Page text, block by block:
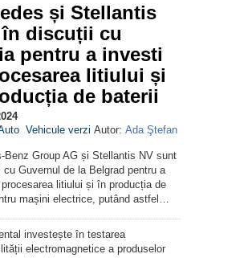
și Stellantis
discuții cu
pentru a investi
litiului și
de baterii
Vehicule verzi Autor: Ada Ştefan
Benz Group AG și Stellantis NV sunt
Guvernul de la Belgrad pentru a
litiului și în producția de
mașini electrice, putând astfel…